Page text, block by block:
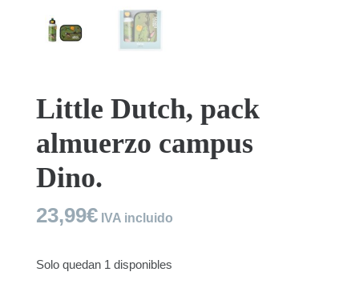
Little Dutch, pack
almuerzo campus
Dino.
23,99€ IVA incluido
Solo quedan 1 disponibles